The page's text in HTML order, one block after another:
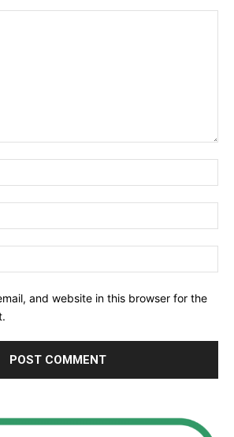
and website in this browser for the